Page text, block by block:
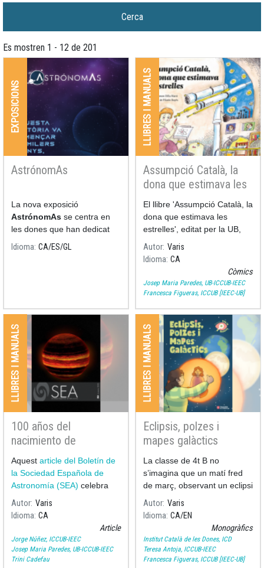
Es mostren 1 - 12 de 201
EXPOSICIONS
AstrónomAs
La nova exposició
AstrónomAs se centra en
les dones que han dedicat
les seves nits i els seus dies
Idioma CA ES GL
LLIBRES I MANUALS
Assumpció Català, la
dona que estimava les
estrelles
El llibre 'Assumpció Català, la
dona que estimava les
estrelles', editat per la UB,
escrit per Ramon Dilla (UB) i
il·lustrat per Pilarín Bayés,
recull els moments més
significatius de la vida i la
Autor Varis
Idioma CA
Còmics
Josep Maria Paredes, UB-ICCUB-IEEC
Francesca Figueras, ICCUB [IEEC-UB]
LLIBRES I MANUALS
100 años del
nacimiento de
Assumpció Català i
Poch al 53è Boletín de
la Sociedad Española
de Astronomía
Aquest article del Boletín de
la Sociedad Española de
Astronomía (SEA) celebra
els 100 anys del naixement
Autor Varis
Idioma CA
Article
Jorge Núñez, ICCUB-IEEC
Josep Maria Paredes, UB-ICCUB-IEEC
Trini Cadefau
LLIBRES I MANUALS
Eclipsis, polzes i
mapes galàctics
La classe de 4t B no
s’imagina que un matí fred
de març, observant un eclipsi
de Lluna, serà només el
començament d’un viatge
Autor Varis
Idioma CA EN
Monogràfics
Institut Català de les Dones, ICD
Teresa Antoja, ICCUB-IEEC
Francesca Figueras, ICCUB [IEEC-UB]